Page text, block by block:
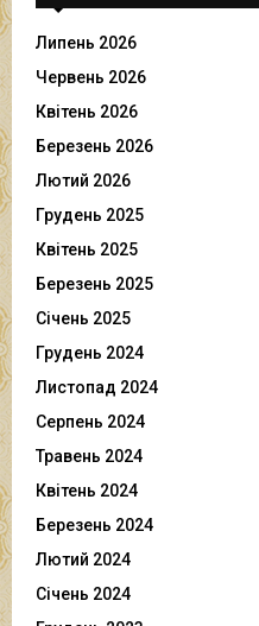
Липень 2026
Червень 2026
Квітень 2026
Березень 2026
Лютий 2026
Грудень 2025
Квітень 2025
Березень 2025
Січень 2025
Грудень 2024
Листопад 2024
Серпень 2024
Травень 2024
Квітень 2024
Березень 2024
Лютий 2024
Січень 2024